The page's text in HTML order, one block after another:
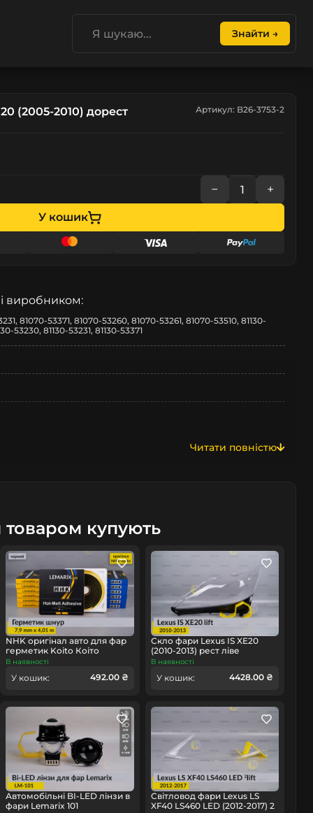
Знайти →
(2005-2010) дорест
Артикул: B26-3753-2
− +
У кошик
виробником:
81070-53371, 81070-53260, 81070-53261, 81070-53510, 81130-
53230, 81130-53231, 81130-53371
Читати повністю
купують
NHK оригінал авто для фар
герметик Koito Коіто
бутиловий шнур термо
В наявності
У кошик: 492.00 ₴
Скло фари Lexus IS XE20
(2010-2013) рест ліве
В наявності
У кошик: 4428.00 ₴
Автомобільні BI-LED лінзи в
фари Lemarix 101
Світловод фари Lexus LS
XF40 LS460 LED (2012-2017) 2